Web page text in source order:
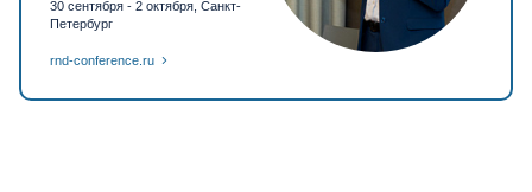
30 сентября - 2 октября, Санкт-
Петербург
rnd-conference.ru